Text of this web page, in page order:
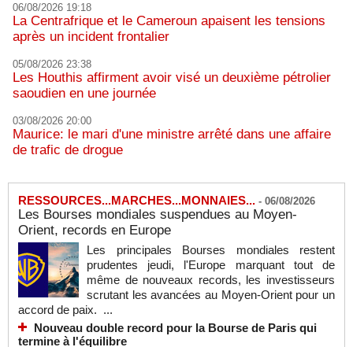
06/08/2026 19:18
La Centrafrique et le Cameroun apaisent les tensions
après un incident frontalier
05/08/2026 23:38
Les Houthis affirment avoir visé un deuxième pétrolier
saoudien en une journée
03/08/2026 20:00
Maurice: le mari d'une ministre arrêté dans une affaire
de trafic de drogue
RESSOURCES...MARCHES...MONNAIES... - 06/08/2026
Les Bourses mondiales suspendues au Moyen-
Orient, records en Europe
Les principales Bourses mondiales restent
prudentes jeudi, l'Europe marquant tout de
même de nouveaux records, les investisseurs
scrutant les avancées au Moyen-Orient pour un
accord de paix. ...
Nouveau double record pour la Bourse de Paris qui
termine à l'équilibre